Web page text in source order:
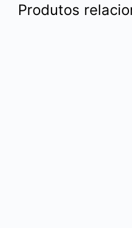
Produtos